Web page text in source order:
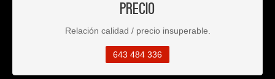
Precio
Relación calidad / precio insuperable.
643 484 336